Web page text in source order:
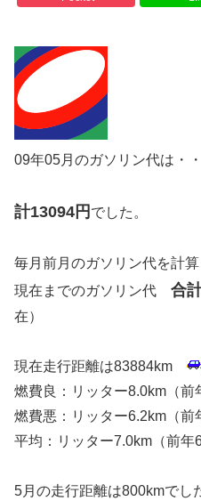
09年05月のガソリン代は・・
計13094円 でした。
毎月前月のガソリン代を計算
現在までのガソリン代 合
在）
現在走行距離は83884km
燃費良：リッター8.0km（前
燃費悪：リッター6.2km（前
平均：リッター7.0km（前年
5月の走行距離は800kmでし